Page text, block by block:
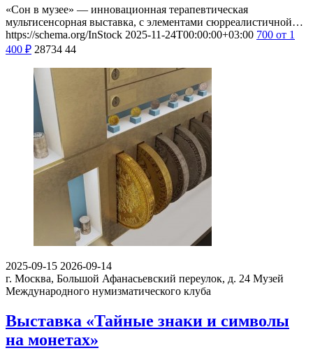
«Сон в музее» — инновационная терапевтическая
мультисенсорная выставка, с элементами сюрреалистичной…
https://schema.org/InStock 2025-11-24T00:00:00+03:00 700 от 1
400 ₽ 28734 44
2025-09-15 2026-09-14
г. Москва, Большой Афанасьевский переулок, д. 24 Музей
Международного нумизматического клуба
Выставка «Тайные знаки и символы
на монетах»